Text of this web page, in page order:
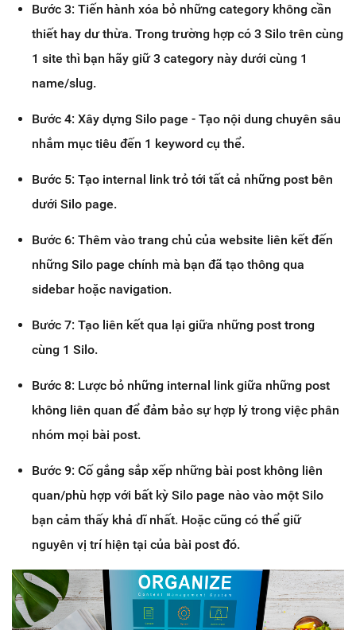
Bước 3: Tiến hành xóa bỏ những category không cần
thiết hay dư thừa. Trong trường hợp có 3 Silo trên cùng
1 site thì bạn hãy giữ 3 category này dưới cùng 1
name/slug.
Bước 4: Xây dựng Silo page - Tạo nội dung chuyên sâu
nhắm mục tiêu đến 1 keyword cụ thể.
Bước 5: Tạo internal link trỏ tới tất cả những post bên
dưới Silo page.
Bước 6: Thêm vào trang chủ của website liên kết đến
những Silo page chính mà bạn đã tạo thông qua
sidebar hoặc navigation.
Bước 7: Tạo liên kết qua lại giữa những post trong
cùng 1 Silo.
Bước 8: Lược bỏ những internal link giữa những post
không liên quan để đảm bảo sự hợp lý trong việc phân
nhóm mọi bài post.
Bước 9: Cố gắng sắp xếp những bài post không liên
quan/phù hợp với bất kỳ Silo page nào vào một Silo
bạn cảm thấy khả dĩ nhất. Hoặc cũng có thể giữ
nguyên vị trí hiện tại của bài post đó.